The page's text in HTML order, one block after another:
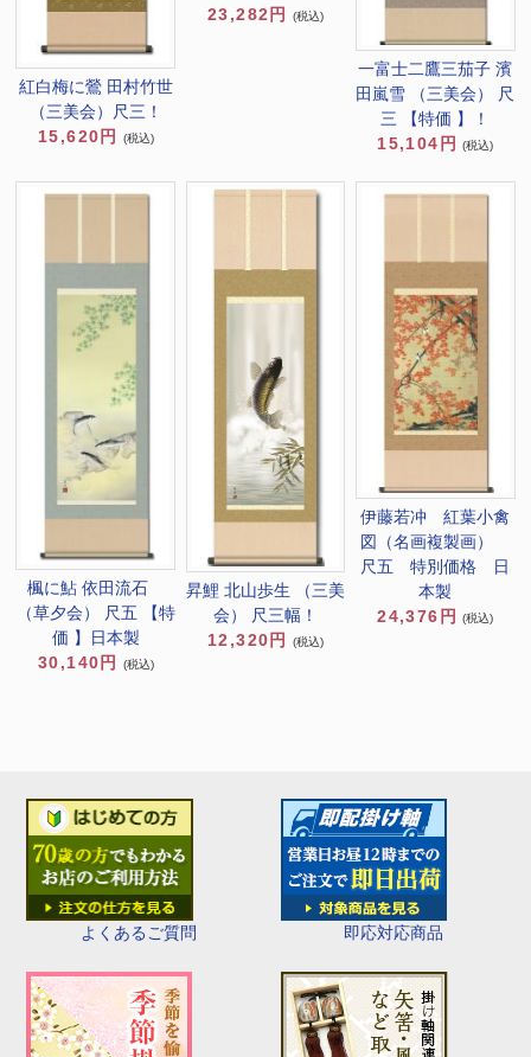
よくあるご質問 即応対応商品
紅白梅に鶯 田村竹世
（三美会）尺三！
15,620円
(税込)
23,282円
(税込)
一富士二鷹三茄子 濱
田嵐雪 （三美会） 尺
三 【特価 】！
15,104円
(税込)
楓に鮎 依田流石
（草夕会） 尺五 【特
価 】日本製
30,140円
(税込)
昇鯉 北山歩生 （三美
会） 尺三幅！
12,320円
(税込)
伊藤若冲 紅葉小禽
図（名画複製画）
尺五 特別価格 日
本製
24,376円
(税込)